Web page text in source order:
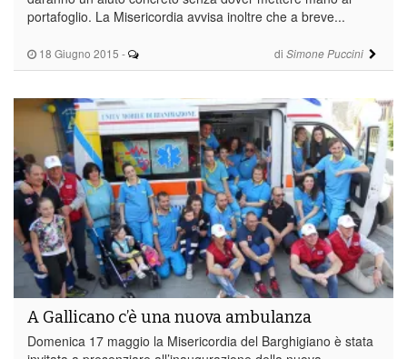
18 Giugno 2015 - di Simone Puccini
portafoglio. La Misericordia avvisa inoltre che a breve...
A Gallicano c’è una nuova ambulanza
Domenica 17 maggio la Misericordia del Barghigiano è stata